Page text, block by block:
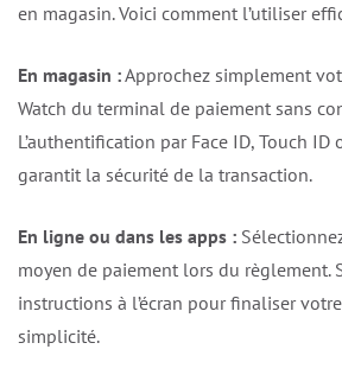
en magasin. Voici comment l’utiliser
En magasin :Approchez simplement
Watch du terminal de paiement sans
L’authentification par Face ID, Touch ID
garantit la sécurité de la transaction.
En ligne ou dans les apps :
moyen de paiement lors du règlement.
instructions à l’écran pour finaliser
simplicité.